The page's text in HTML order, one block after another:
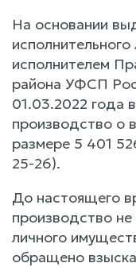
На основании
исполнителем
района УФСП
01.03.2022 года
производство о
размере 5 401
25-26).
До настоящего
производство
личного
обращено